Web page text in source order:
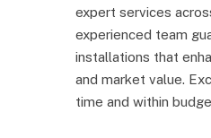
expert services
experienced team
installations that
and market value.
time and within